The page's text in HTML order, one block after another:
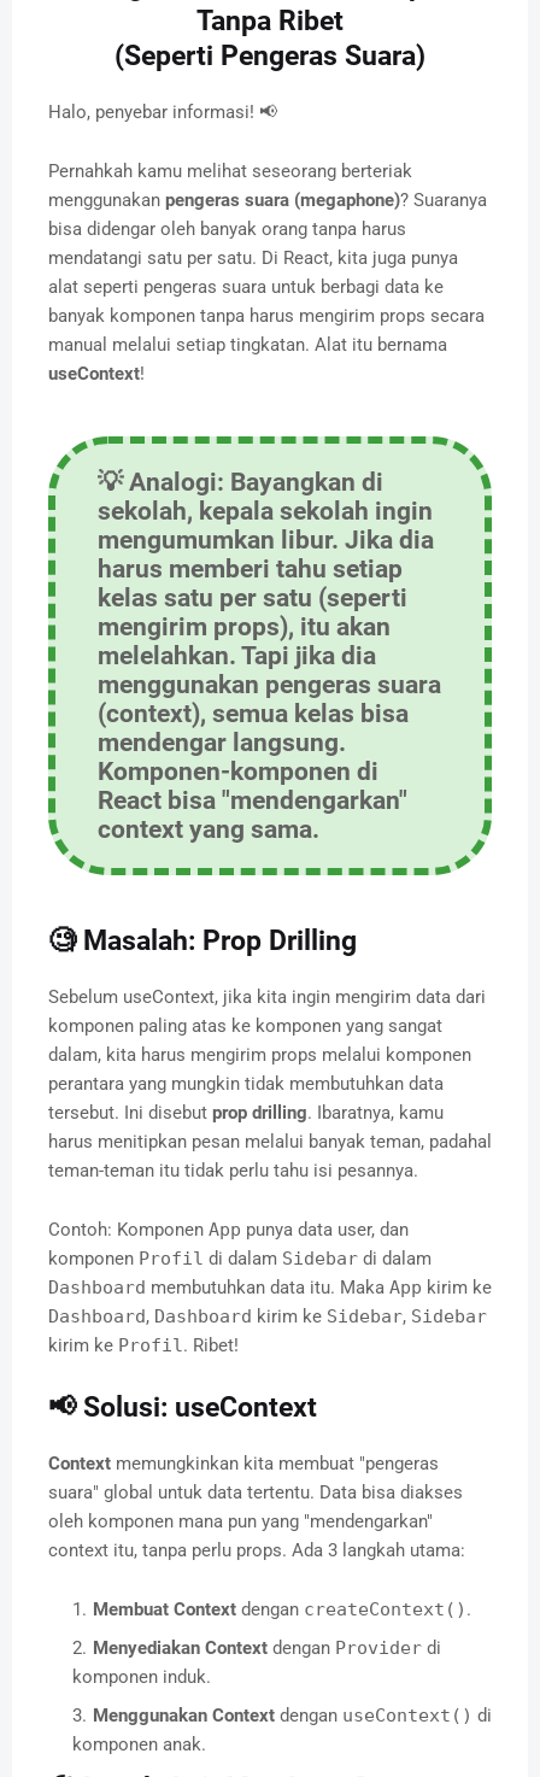
Tanpa Ribet
(Seperti Pengeras Suara)
Halo, penyebar informasi! 📢
Pernahkah kamu melihat seseorang berteriak
menggunakan pengeras suara (megaphone)? Suaranya
bisa didengar oleh banyak orang tanpa harus
mendatangi satu per satu. Di React, kita juga punya
alat seperti pengeras suara untuk berbagi data ke
banyak komponen tanpa harus mengirim props secara
manual melalui setiap tingkatan. Alat itu bernama
useContext!
💡Analogi: Bayangkan di
sekolah, kepala sekolah ingin
mengumumkan libur. Jika dia
harus memberi tahu setiap
kelas satu per satu (seperti
mengirim props), itu akan
melelahkan. Tapi jika dia
menggunakan pengeras suara
(context), semua kelas bisa
mendengar langsung.
Komponen-komponen di
React bisa "mendengarkan"
context yang sama.
🧐 Masalah: Prop Drilling
Sebelum useContext, jika kita ingin mengirim data dari
komponen paling atas ke komponen yang sangat
dalam, kita harus mengirim props melalui komponen
perantara yang mungkin tidak membutuhkan data
tersebut. Ini disebut prop drilling. Ibaratnya, kamu
harus menitipkan pesan melalui banyak teman, padahal
teman-teman itu tidak perlu tahu isi pesannya.
Contoh: Komponen App punya data user, dan
komponen Profil di dalam Sidebar di dalam
Dashboard membutuhkan data itu. Maka App kirim ke
Dashboard, Dashboard kirim ke Sidebar, Sidebar
kirim ke Profil. Ribet!
📢 Solusi: useContext
Context memungkinkan kita membuat "pengeras
suara" global untuk data tertentu. Data bisa diakses
oleh komponen mana pun yang "mendengarkan"
context itu, tanpa perlu props. Ada 3 langkah utama:
Membuat Context dengan createContext() .
Menyediakan Context dengan Provider di
komponen induk.
Menggunakan Context dengan useContext() di
komponen anak.